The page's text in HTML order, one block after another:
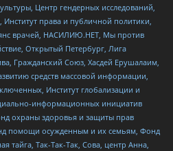
Центр гендерных исследований,
права и публичной политики,
врачей, НАСИЛИЮ.НЕТ, Мы против
Открытый Петербург, Лига
Гражданский Союз, Хасдей Ерушалаим,
средств массовой информации,
Институт глобализации и
информационных инициатив
охраны здоровья и защиты прав
помощи осужденным и их семьям, Фонд
тайга, Так-Так-Так, Сова, центр Анна,